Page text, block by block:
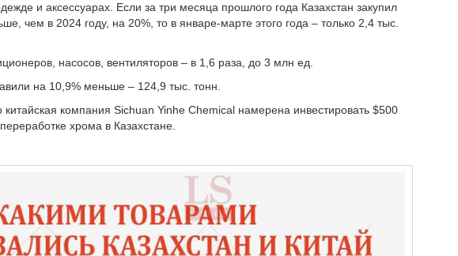
и аксессуарах. Если за три месяца прошлого года Казахстан закупил
чем в 2024 году, на 20%, то в январе-марте этого года – только 2,4 тыс.
насосов, вентиляторов – в 1,6 раза, до 3 млн ед.
на 10,9% меньше – 124,9 тыс. тонн.
китайская компания Sichuan Yinhe Chemical намерена инвестировать $500
хрома в Казахстане.